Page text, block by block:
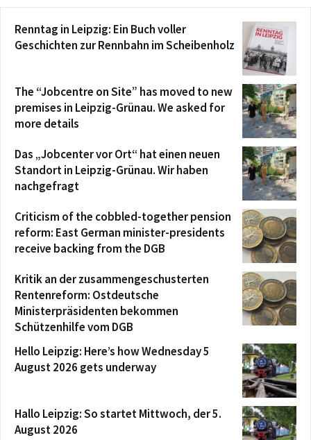
Renntag in Leipzig: Ein Buch voller
Geschichten zur Rennbahn im Scheibenholz
The “Jobcentre on Site” has moved to new
premises in Leipzig-Grünau. We asked for
more details
Das „Jobcenter vor Ort“ hat einen neuen
Standort in Leipzig-Grünau. Wir haben
nachgefragt
Criticism of the cobbled-together pension
reform: East German minister-presidents
receive backing from the DGB
Kritik an der zusammengeschusterten
Rentenreform: Ostdeutsche
Ministerpräsidenten bekommen
Schützenhilfe vom DGB
Hello Leipzig: Here’s how Wednesday 5
August 2026 gets underway
Hallo Leipzig: So startet Mittwoch, der 5.
August 2026